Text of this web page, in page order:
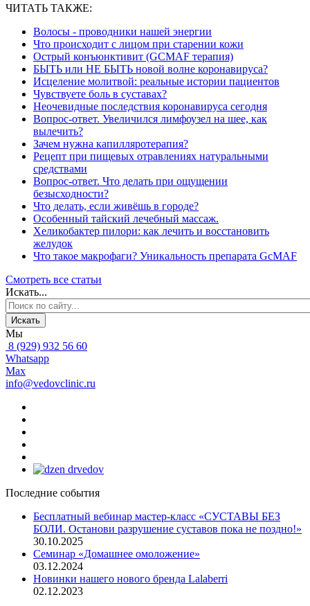
ЧИТАТЬ ТАКЖЕ:
Волосы - проводники нашей энергии
Что происходит с лицом при старении кожи
Острый конъюнктивит (GCMAF терапия)
БЫТЬ или НЕ БЫТЬ новой волне коронавируса?
Исцеление молитвой: реальные истории пациентов
Чувствуете боль в суставах?
Неочевидные последствия коронавируса сегодня
Вопрос-ответ. Увеличился лимфоузел на шее, как
вылечить?
Зачем нужна капилляротерапия?
Рецепт при пищевых отравлениях натуральными
средствами
Вопрос-ответ. Что делать при ощущении
безысходности?
Что делать, если живёшь в городе?
Особенный тайский лечебный массаж.
Хеликобактер пилори: как лечить и восстановить
желудок
Что такое макрофаги? Уникальность препарата GcMAF
Смотреть все статьи
Искать...
Искать
Мы
8 (929) 932 56 60
Whatsapp
Max
info@vedovclinic.ru
Последние события
Бесплатный вебинар мастер-класс «СУСТАВЫ БЕЗ
БОЛИ. Останови разрушение суставов пока не поздно!»
30.10.2025
Семинар «Домашнее омоложение»
03.12.2024
Новинки нашего нового бренда Lalaberri
02.12.2023